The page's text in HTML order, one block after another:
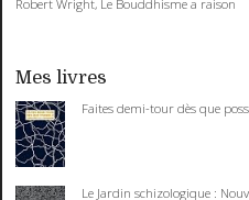
Robert Wright, Le Bouddhisme a raison
Mes livres
Faites demi-tour dès que
Le Jardin schizologique :